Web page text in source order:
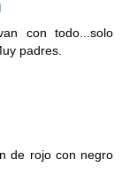
con todo...solo
padres.
de rojo con negro